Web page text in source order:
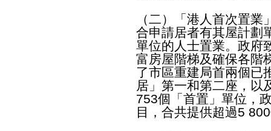
（二）「港人首次置
合申請居者有其屋計劃
單位的人士置業。政府
富房屋階梯及確保各階
了市區重建局首兩個已
居」第一和第二座，以
753個「首置」單位，
目，合共提供超過5